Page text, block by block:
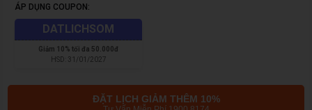
ÁP DỤNG COUPON:
DATLICHSOM
Giảm 10% tối đa 50.000đ
HSD:
31/01/2027
ĐẶT LỊCH GIẢM THÊM 10%